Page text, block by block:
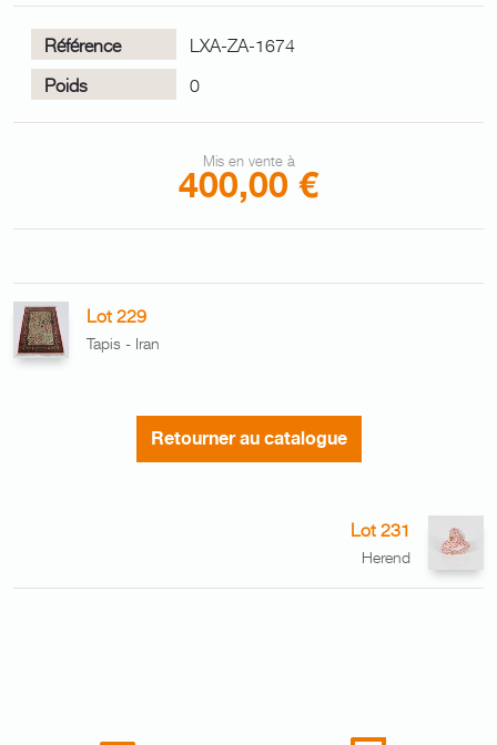
Référence
LXA-ZA-1674
Poids
0
Mis en vente à
400,00 €
Lot 229
Tapis - Iran
Retourner au catalogue
Lot 231
Herend